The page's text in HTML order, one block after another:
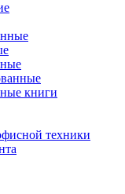
книги
техники